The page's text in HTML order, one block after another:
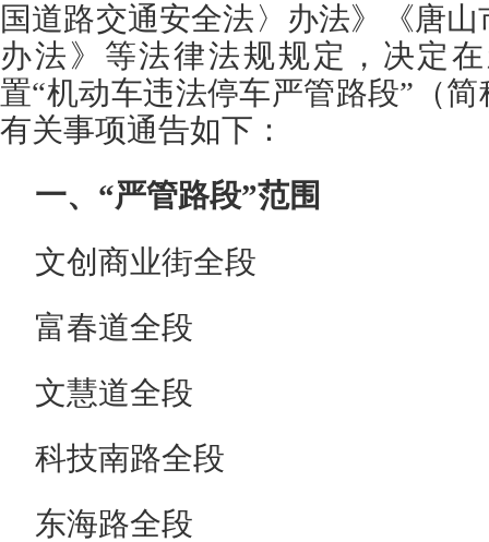
国道路交通安全法〉办法》《唐
办法》等法律法规规定，决定
置“机动车违法停车严管路段”（
有关事项通告如下：
一、“严管路段”范围
文创商业街全段
富春道全段
文慧道全段
科技南路全段
东海路全段